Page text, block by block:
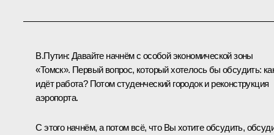
В.Путин: Давайте начнём с особой экономической зоны
«Томск». Первый вопрос, который хотелось бы обсудить:
идёт работа? Потом студенческий городок и реконструкция
аэропорта.
С этого начнём, а потом всё, что Вы хотите обсудить,